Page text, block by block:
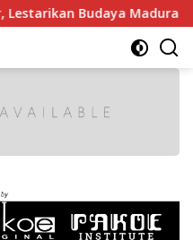
Budaya Madura dan